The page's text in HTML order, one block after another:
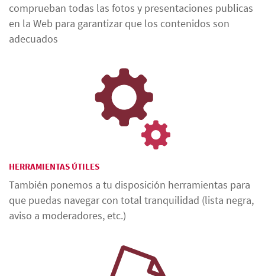
comprueban todas las fotos y presentaciones publicas
en la Web para garantizar que los contenidos son
adecuados
HERRAMIENTAS ÚTILES
También ponemos a tu disposición herramientas para
que puedas navegar con total tranquilidad (lista negra,
aviso a moderadores, etc.)